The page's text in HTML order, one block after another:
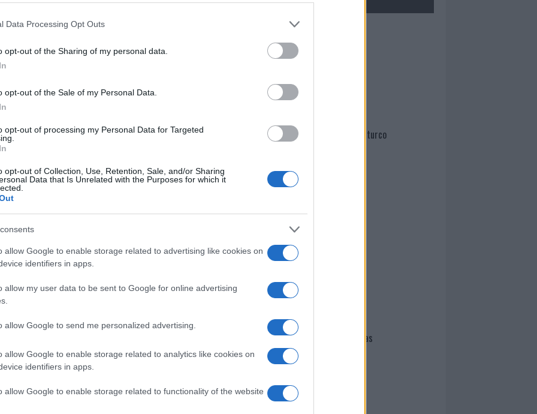
Data Processing Opt Outs
opt-out of the Sharing of my personal data.
opt-out of the Sale of my Personal Data.
opt-out of processing my Personal Data for Targeted
opt-out of Collection, Use, Retention, Sale, and/or Sharing
Data that Is Unrelated with the Purposes for which it
allow Google to enable storage related to advertising like cookies on
identifiers in apps.
allow my user data to be sent to Google for online advertising
allow Google to send me personalized advertising.
allow Google to enable storage related to analytics like cookies on
identifiers in apps.
allow Google to enable storage related to functionality of the website
cliccandoqui
nella sezione
Smeralda Matteo Salvini Vacanza
di GalluraOggi.it
i tuoi video e le tue foto
+39 345 356 7512
news da Google News
Mario Malu
Paolo Pinna
Martina Agostina Diturco
I nostri cari
I nostri cari
I nostri cari
Giovannimaria Cabras